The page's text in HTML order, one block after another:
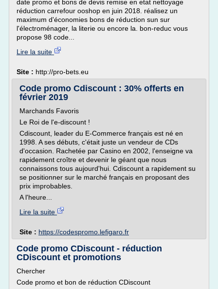
date promo et bons de devis remise en etat nettoyage
réduction carrefour ooshop en juin 2018. réalisez un
maximum d'économies bons de réduction sun sur
l'électroménager, la literie ou encore la. bon-reduc vous
propose 98 code...
Lire la suite
Site : http://pro-bets.eu
Code promo Cdiscount : 30% offerts en
février 2019
Marchands Favoris
Le Roi de l'e-discount !
Cdiscount, leader du E-Commerce français est né en
1998. A ses débuts, c'était juste un vendeur de CDs
d'occasion. Rachetée par Casino en 2002, l'enseigne va
rapidement croître et devenir le géant que nous
connaissons tous aujourd'hui. Cdiscount a rapidement su
se positionner sur le marché français en proposant des
prix improbables.
A l'heure...
Lire la suite
Site : https://codespromo.lefigaro.fr
Code promo CDiscount - réduction
CDiscount et promotions
Chercher
Code promo et bon de réduction CDiscount